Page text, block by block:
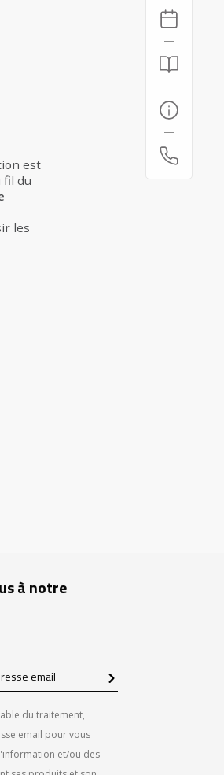
est
fil du
les
à notre
du traitement,
email pour vous
et/ou des